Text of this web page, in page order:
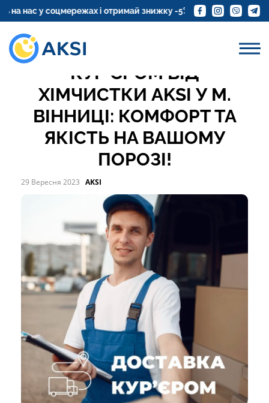
нас у соцмережах і отримай знижку -5% Замовте
ОНЛАЙН-ЗАМОВЛЕННЯ
СЕРВІС ДОСТАВКИ
КУР’ЄРОМ ВІД
ХІМЧИСТКИ AKSI У М.
ВІННИЦІ: КОМФОРТ ТА
ЯКІСТЬ НА ВАШОМУ
ПОРОЗІ!
29 Вересня 2023 AKSI